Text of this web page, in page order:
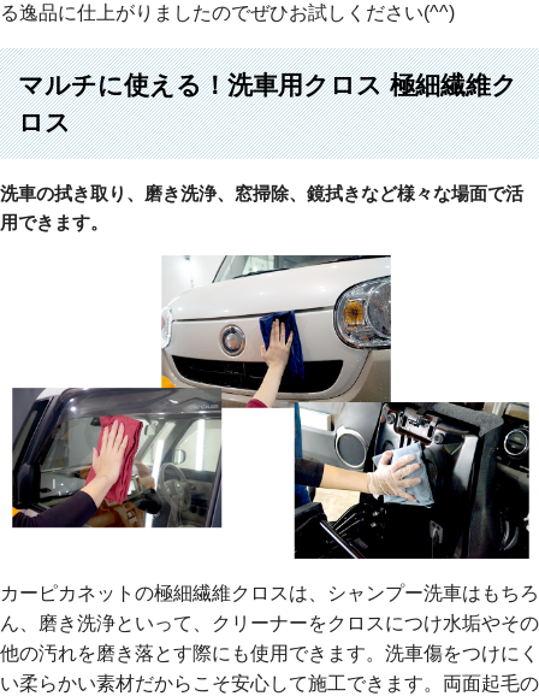
る逸品に仕上がりましたのでぜひお試しください(^^)
マルチに使える！洗車用クロス 極細繊維ク
ロス
洗車の拭き取り、磨き洗浄、窓掃除、鏡拭きなど様々な場面で活
用できます。
カーピカネットの極細繊維クロスは、シャンプー洗車はもちろ
ん、磨き洗浄といって、クリーナーをクロスにつけ水垢やその
他の汚れを磨き落とす際にも使用できます。洗車傷をつけにく
い柔らかい素材だからこそ安心して施工できます。両面起毛の